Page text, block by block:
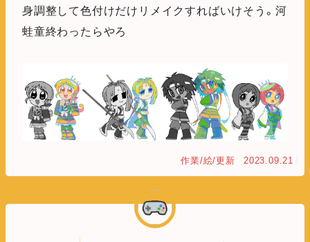
身調整して色付けだけリメイクすればいけそう。河
蛙童終わったらやろ
作業/絵/更新 2023.09.21